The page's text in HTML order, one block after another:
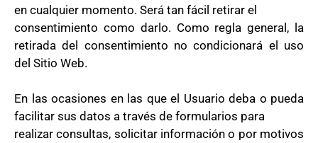
en cualquier momento. Será tan fácil retirar el
consentimiento como darlo. Como regla general, la
retirada del consentimiento no condicionará el uso
del Sitio Web.
En las ocasiones en las que el Usuario deba o pueda
facilitar sus datos a través de formularios para
realizar consultas, solicitar información o por motivos